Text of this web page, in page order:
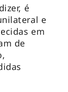
é
e
em
de